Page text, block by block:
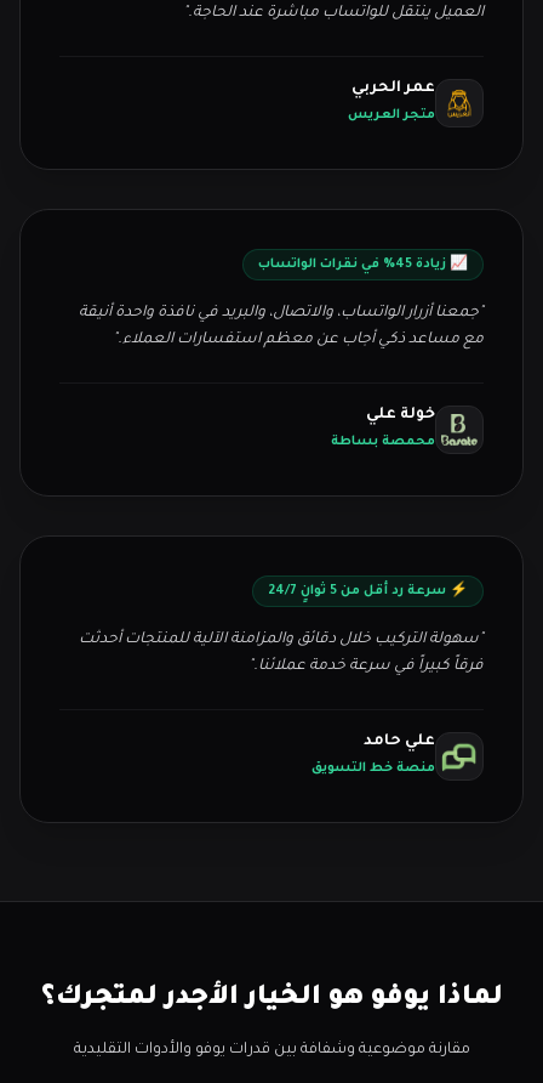
العميل ينتقل للواتساب مباشرة عند الحاجة."
عمر الحربي
متجر العريس
📈 زيادة 45% في نقرات الواتساب
"جمعنا أزرار الواتساب، والاتصال، والبريد في نافذة واحدة أنيقة
مع مساعد ذكي أجاب عن معظم استفسارات العملاء."
خولة علي
محمصة بساطة
⚡ سرعة رد أقل من 5 ثوانٍ 24/7
"سهولة التركيب خلال دقائق والمزامنة الآلية للمنتجات أحدثت
فرقاً كبيراً في سرعة خدمة عملائنا."
علي حامد
منصة خط التسويق
لماذا يوفو هو الخيار الأجدر لمتجرك؟
مقارنة موضوعية وشفافة بين قدرات يوفو والأدوات التقليدية